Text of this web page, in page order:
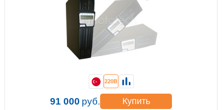
220В
91 000 руб. Купить